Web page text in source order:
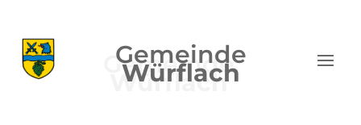
Gemeinde
Würflach